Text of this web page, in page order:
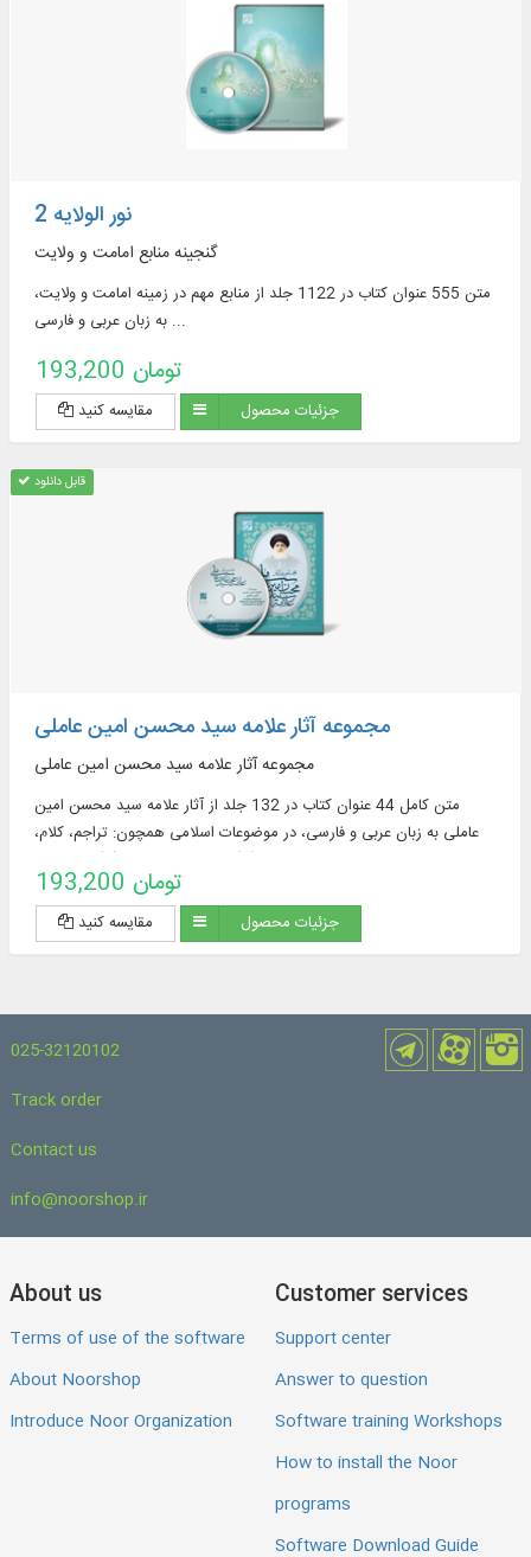
نور الولایه 2
گنجینه منابع امامت و ولایت
متن 555 عنوان کتاب در 1122 جلد از منابع مهم در زمينه امامت و ولايت،
به زبان عربی و فارسی ...
193,200 تومان
مقایسه کنید جزئیات محصول
قابل دانلود
مجموعه آثار علامه سید محسن امین عاملی
مجموعه آثار علامه سید محسن امین عاملی
متن کامل 44 عنوان کتاب در 132 جلد از آثار علامه سید محسن امین
عاملی به زبان عربی و فارسی، در موضوعات اسلامی همچون: تراجم، کلام،
193,200 تومان
مقایسه کنید جزئیات محصول
025-32120102
Track order
Contact us
info@noorshop.ir
About us
Terms of use of the software
About Noorshop
Introduce Noor Organization
Customer services
Support center
Answer to question
Software training Workshops
How to install the Noor
programs
Software Download Guide